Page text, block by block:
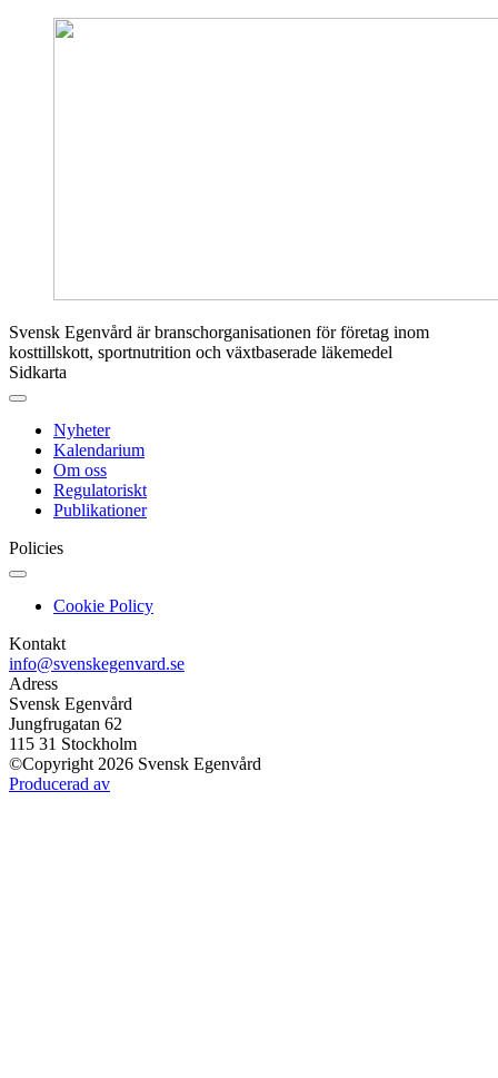
Svensk Egenvård är branschorganisationen för företag inom
kosttillskott, sportnutrition och växtbaserade läkemedel
Sidkarta
Nyheter
Kalendarium
Om oss
Regulatoriskt
Publikationer
Policies
Cookie Policy
Kontakt
info@svenskegenvard.se
Adress
Svensk Egenvård
Jungfrugatan 62
115 31 Stockholm
©Copyright 2026 Svensk Egenvård
Producerad av